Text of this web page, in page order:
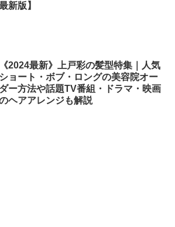
新版】
《2024最新》上戸彩の髪型特集｜人気
ショート・ボブ・ロングの美容院オー
ダー方法や話題TV番組・ドラマ・映画
ヘアアレンジも解説